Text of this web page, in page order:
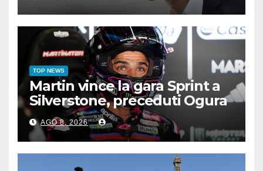
TOP NEWS
Martin vince la gara Sprint a
Silverstone, preceduti Ogura
e Bezzecchi
AGO 8, 2026